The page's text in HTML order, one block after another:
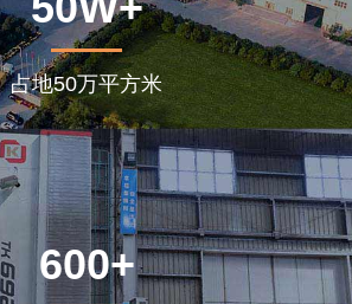
占地50万平方米
600+